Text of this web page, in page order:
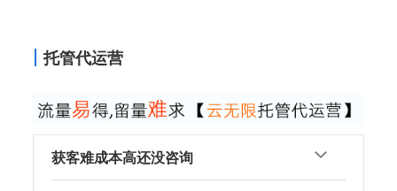
托管代运营
获客难成本高还没咨询